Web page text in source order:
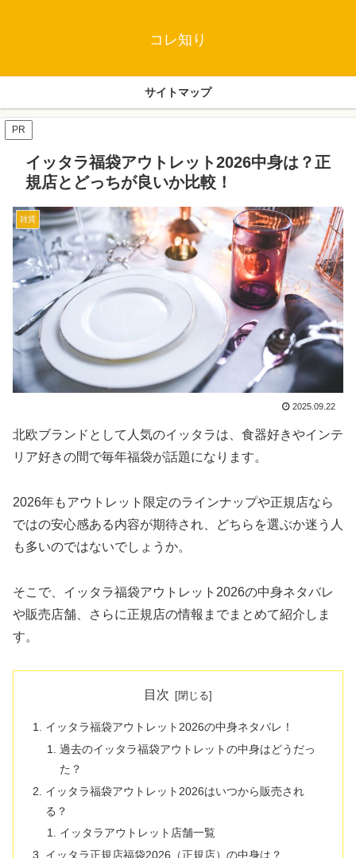
コレ知り
サイトマップ
PR
イッタラ福袋アウトレット2026中身は？正
規店とどっちが良いか比較！
雑貨
2025.09.22
北欧ブランドとして人気のイッタラは、食器好きやインテ
リア好きの間で毎年福袋が話題になります。
2026年もアウトレット限定のラインナップや正規店なら
ではの安心感ある内容が期待され、どちらを選ぶか迷う人
も多いのではないでしょうか。
そこで、イッタラ福袋アウトレット2026の中身ネタバレ
や販売店舗、さらに正規店の情報までまとめて紹介しま
す。
目次
イッタラ福袋アウトレット2026の中身ネタバレ！
過去のイッタラ福袋アウトレットの中身はどうだっ
た？
イッタラ福袋アウトレット2026はいつから販売され
る？
イッタラアウトレット店舗一覧
イッタラ正規店福袋2026（正規店）の中身は？